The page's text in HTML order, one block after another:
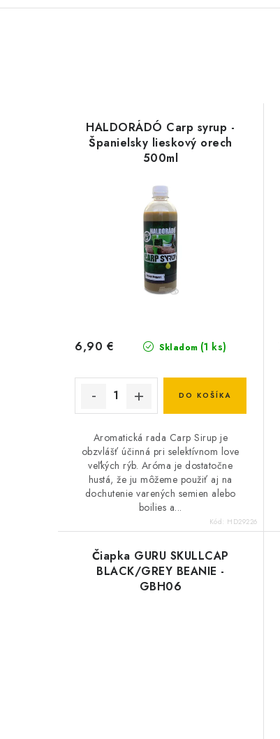
HALDORÁDÓ Carp syrup -
Španielsky lieskový orech
500ml
Skladom (1 ks)
6,90 €
DO KOŠÍKA
Aromatická rada Carp Sirup je
obzvlášť účinná pri selektívnom love
veľkých rýb. Aróma je dostatočne
hustá, že ju môžeme použiť aj na
dochutenie varených semien alebo
boilies a...
Kód: HD29226
Čiapka GURU SKULLCAP
BLACK/GREY BEANIE -
GBH06